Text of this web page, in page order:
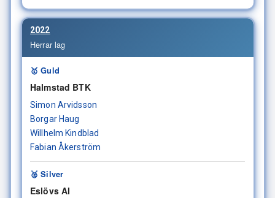
2022
Herrar lag
🥇 Guld
Halmstad BTK
Simon Arvidsson
Borgar Haug
Willhelm Kindblad
Fabian Åkerström
🥈 Silver
Eslövs AI